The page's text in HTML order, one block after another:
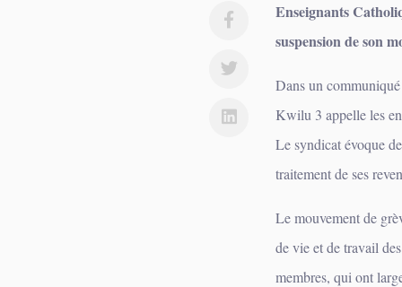
Enseignants
suspension de son
Dans un
Kwilu 3 appelle les
Le syndicat évoque
traitement de ses
Le mouvement de
de vie et de travail
membres, qui ont